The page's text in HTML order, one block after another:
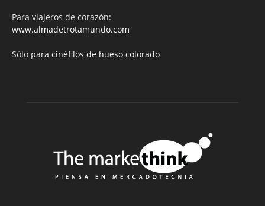
Para viajeros de corazón:
www.almadetrotamundo.com
Sólo para cinéfilos de hueso colorado